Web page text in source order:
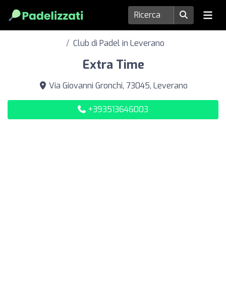
Club di Padel in Leverano
Extra Time
Via Giovanni Gronchi, 73045, Leverano
+393513646003